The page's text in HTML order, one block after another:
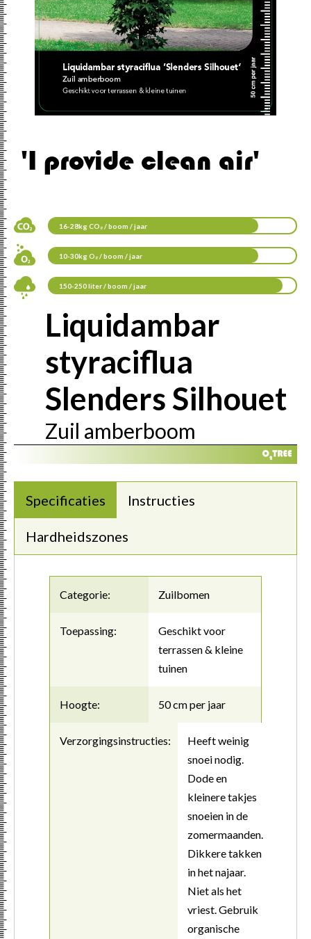
'I provide clean air'
16-28kg CO₂ / boom / jaar
10-30kg O₂ / boom / jaar
150-250 liter / boom / jaar
Liquidambar
styraciflua
Slenders Silhouet
Zuil amberboom
Specificaties Instructies
Hardheidszones
Categorie: Zuilbomen
Toepassing:
Geschikt voor
terrassen & kleine
tuinen
Hoogte: 50 cm per jaar
Verzorgingsinstructies:
Heeft weinig
snoei nodig.
Dode en
kleinere takjes
snoeien in de
zomermaanden.
Dikkere takken
in het najaar.
Niet als het
vriest. Gebruik
organische